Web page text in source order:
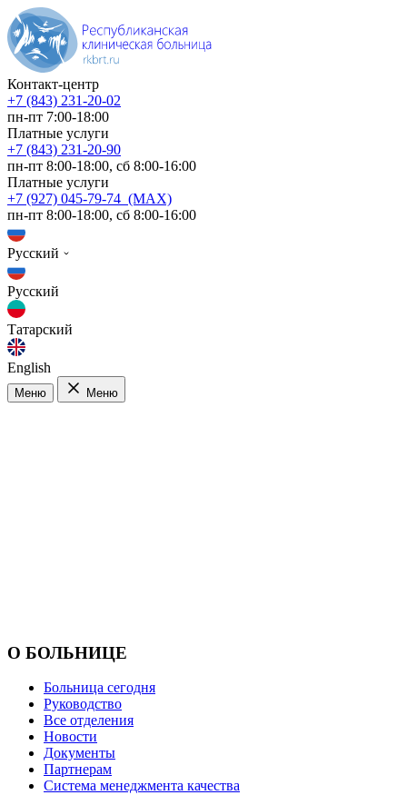
Контакт-центр
+7 (843) 231-20-02
пн-пт 7:00-18:00
Платные услуги
+7 (843) 231-20-90
пн-пт 8:00-18:00, сб 8:00-16:00
Платные услуги
+7 (927) 045-79-74 (MAX)
пн-пт 8:00-18:00, сб 8:00-16:00
Русский
Русский
Татарский
English
Меню Меню
О БОЛЬНИЦЕ
Больница сегодня
Руководство
Все отделения
Новости
Документы
Партнерам
Система менеджмента качества